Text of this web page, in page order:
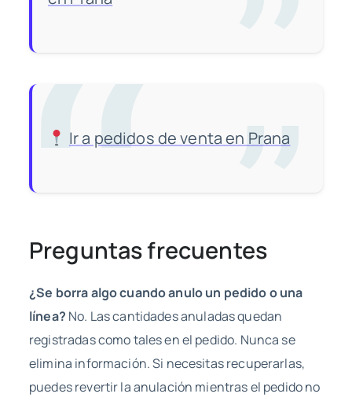
Ir a pedidos de venta en Prana
Preguntas frecuentes
¿Se borra algo cuando anulo un pedido o una
línea? No. Las cantidades anuladas quedan
registradas como tales en el pedido. Nunca se
elimina información. Si necesitas recuperarlas,
puedes revertir la anulación mientras el pedido no